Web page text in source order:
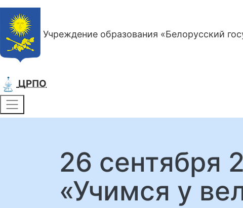
Учреждение образования «Белорусский
ЦРПО
26 сентября
«Учимся у